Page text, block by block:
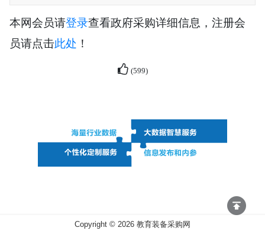
本网会员请登录查看政府采购详细信息，注册会
员请点击此处 ！
(599)
Copyright © 2026 教育装备采购网